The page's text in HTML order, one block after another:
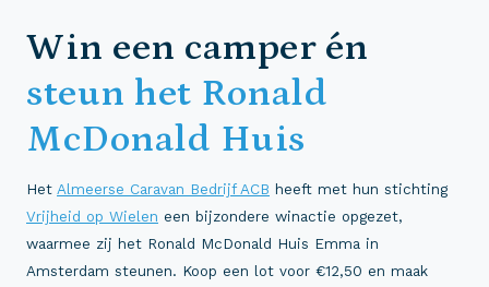
Win een camper én
steun het Ronald
McDonald Huis
Het Almeerse Caravan Bedrijf ACB heeft met hun stichting
Vrijheid op Wielen een bijzondere winactie opgezet,
waarmee zij het Ronald McDonald Huis Emma in
Amsterdam steunen. Koop een lot voor €12,50 en maak